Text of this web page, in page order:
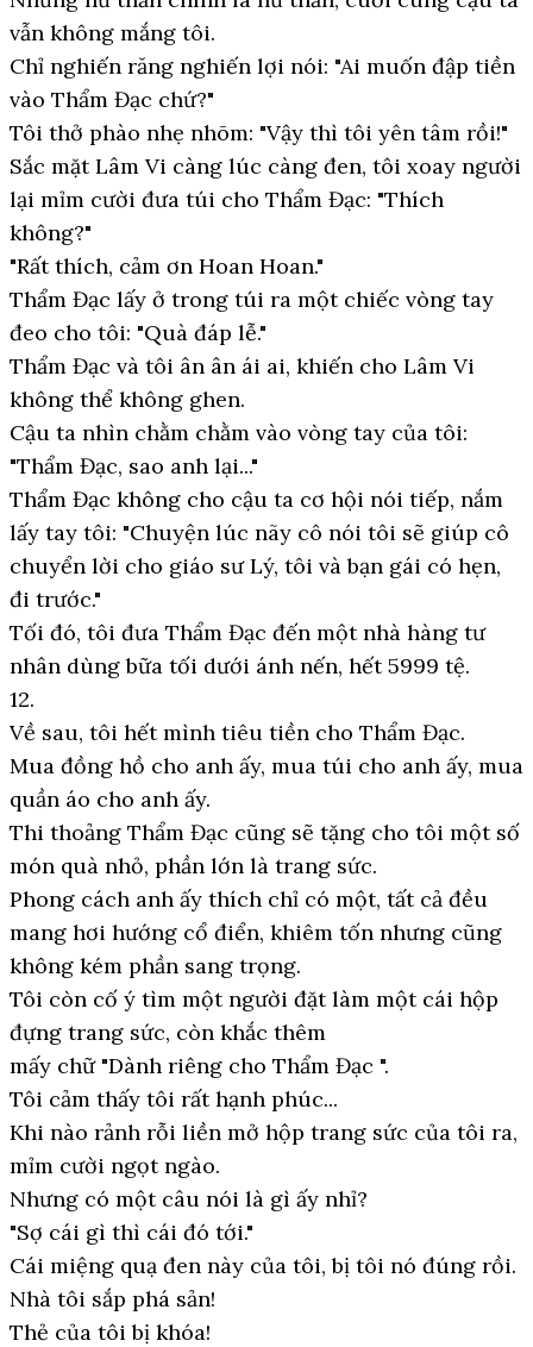
vẫn không mắng tôi.
Chỉ nghiến răng nghiến lợi nói: "Ai muốn đập tiền
vào Thẩm Đạc chứ?"
Tôi thở phào nhẹ nhõm: "Vậy thì tôi yên tâm rồi!"
Sắc mặt Lâm Vi càng lúc càng đen, tôi xoay người
lại mỉm cười đưa túi cho Thẩm Đạc: "Thích
không?"
"Rất thích, cảm ơn Hoan Hoan."
Thẩm Đạc lấy ở trong túi ra một chiếc vòng tay
đeo cho tôi: "Quà đáp lễ."
Thẩm Đạc và tôi ân ân ái ai, khiến cho Lâm Vi
không thể không ghen.
Cậu ta nhìn chằm chằm vào vòng tay của tôi:
"Thẩm Đạc, sao anh lại..."
Thẩm Đạc không cho cậu ta cơ hội nói tiếp, nắm
lấy tay tôi: "Chuyện lúc nãy cô nói tôi sẽ giúp cô
chuyển lời cho giáo sư Lý, tôi và bạn gái có hẹn,
đi trước."
Tối đó, tôi đưa Thẩm Đạc đến một nhà hàng tư
nhân dùng bữa tối dưới ánh nến, hết 5999 tệ.
12.
Về sau, tôi hết mình tiêu tiền cho Thẩm Đạc.
Mua đồng hồ cho anh ấy, mua túi cho anh ấy, mua
quần áo cho anh ấy.
Thi thoảng Thẩm Đạc cũng sẽ tặng cho tôi một số
món quà nhỏ, phần lớn là trang sức.
Phong cách anh ấy thích chỉ có một, tất cả đều
mang hơi hướng cổ điển, khiêm tốn nhưng cũng
không kém phần sang trọng.
Tôi còn cố ý tìm một người đặt làm một cái hộp
đựng trang sức, còn khắc thêm
mấy chữ "Dành riêng cho Thẩm Đạc ".
Tôi cảm thấy tôi rất hạnh phúc...
Khi nào rảnh rỗi liền mở hộp trang sức của tôi ra,
mỉm cười ngọt ngào.
Nhưng có một câu nói là gì ấy nhỉ?
"Sợ cái gì thì cái đó tới."
Cái miệng quạ đen này của tôi, bị tôi nó đúng rồi.
Nhà tôi sắp phá sản!
Thẻ của tôi bị khóa!